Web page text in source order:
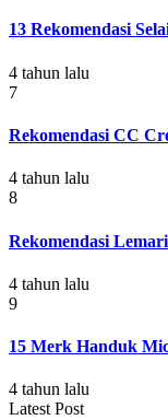
13 Rekomendasi
4 tahun lalu
7
Rekomendasi CC
4 tahun lalu
8
Rekomendasi
4 tahun lalu
9
15 Merk Handuk
4 tahun lalu
Latest Post